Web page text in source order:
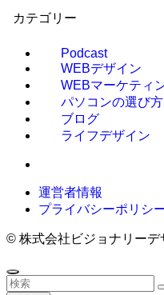
カテゴリー
Podcast
WEBデザイン
WEBマーケティ
パソコンの選び方
ブログ
ライフデザイン
運営者情報
プライバシーポリシ
© 株式会社ビジョナリーデ